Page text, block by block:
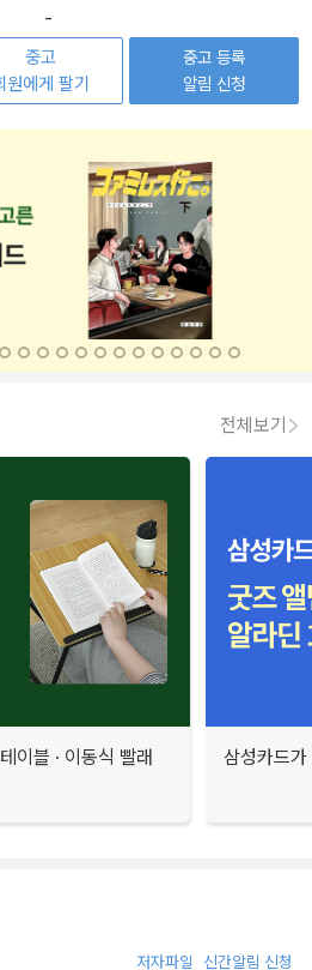
-
중고
원에게 팔기
중고 등록
알림 신청
전체보기
이블 · 이동식 빨래
삼성카드
저자파일 신간알림 신청